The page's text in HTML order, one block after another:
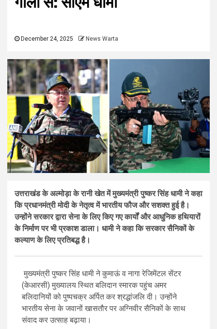
December 24, 2025 News Warta
उत्तराखंड के अल्मोड़ा के रानी खेत में मुख्यमंत्री पुष्कर सिंह धामी ने कहा
कि प्रधानमंत्री मोदी के नेतृत्व में भारतीय फौज और सशक्त हुई है।
उन्होंने सरकार द्वारा सेना के लिए किए गए कार्यों और आधुनिक हथियारों
के निर्माण पर भी प्रकाश डाला। धामी ने कहा कि सरकार सैनिकों के
कल्याण के लिए प्रतिबद्ध है।
मुख्यमंत्री पुष्कर सिंह धामी ने कुमाऊं व नागा रेजिमेंटल सेंटर
(केआरसी) मुख्यालय स्थित बलिदान स्मारक पहुंच अमर
बलिदानियों को पुष्पचक्र अर्पित कर श्रद्धांजलि दी। उन्होंने
भारतीय सेना के जवानों खासतौर पर अग्निवीर सैनिकों के साथ
संवाद कर उत्साह बढ़ाया।